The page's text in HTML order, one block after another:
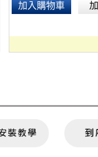
加入購物車